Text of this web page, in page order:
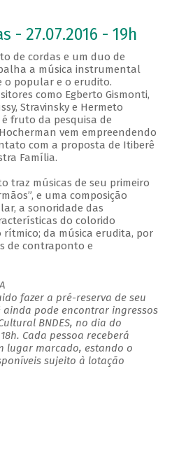
- 27.07.2016 - 19h
de cordas e um duo de
a música instrumental
o popular e o erudito.
como Egberto Gismonti,
Stravinsky e Hermeto
fruto da pesquisa de
vem empreendendo
com a proposta de Itiberê
Família.
traz músicas de seu primeiro
e uma composição
a sonoridade das
do colorido
rítmico; da música erudita, por
de contraponto e
fazer a pré-reserva de seu
pode encontrar ingressos
BNDES, no dia do
Cada pessoa receberá
lugar marcado, estando o
sujeito à lotação